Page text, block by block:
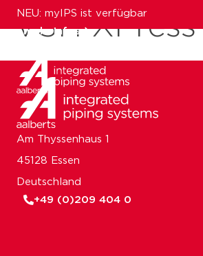
NEU: myIPS ist verfügbar
mehr Infos
VSH
Am Thyssenhaus 1
45128 Essen
Deutschland
+49 (0)209 404 0